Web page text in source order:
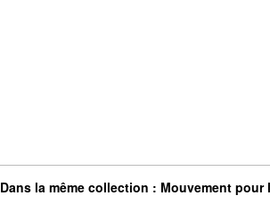
Dans la même collection : Mouvement